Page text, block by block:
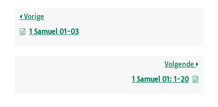
Vorige
1 Samuel 01-03
Volgende
1 Samuel 01: 1-20